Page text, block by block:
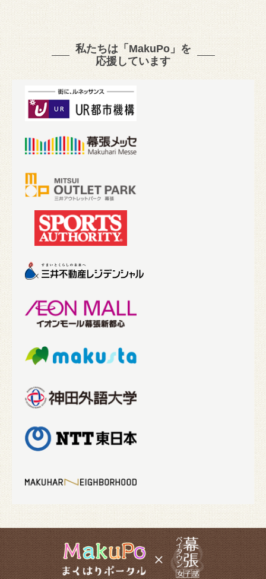
私たちは「MakuPo」を
応援しています